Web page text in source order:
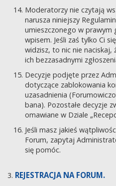
Moderatorzy nie czytają
narusza niniejszy
umieszczonego w prawym
wpisem. Jeśli zaś tylko Ci
widzisz, to nic nie naciskaj,
ich bezzasadnymi
Decyzje podjęte przez
dotyczące zablokowania
uzasadnienia
bana). Pozostałe decyzje
omawiane w Dziale
Jeśli masz jakieś
Forum, zapytaj
się pomóc.
REJESTRACJA NA FORUM.